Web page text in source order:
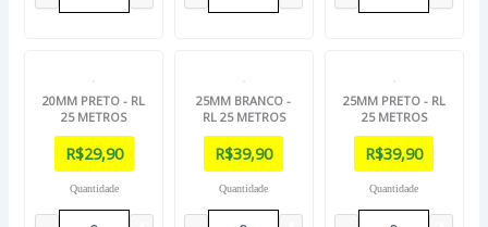
20MM PRETO - RL
25 METROS
R$29,90
Quantidade
25MM BRANCO -
RL 25 METROS
R$39,90
Quantidade
25MM PRETO - RL
25 METROS
R$39,90
Quantidade